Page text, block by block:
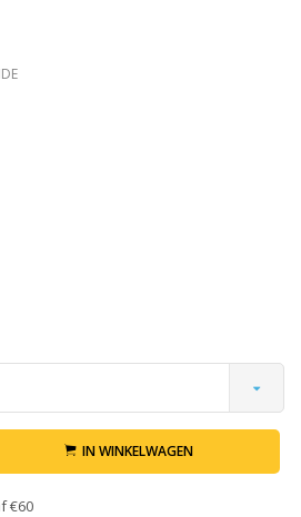
IN WINKELWAGEN
€60